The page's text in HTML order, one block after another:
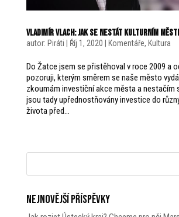
Vladimír Vlach: Jak se nestát kulturním
autor: Piráti Říj 1, 2020 Komentáře, Kultura
Do Žatce jsem se přistěhoval v roce 2009 a
pozoruji, kterým směrem se naše město
zkoumám investiční akce města a nestačím
jsou tady upřednostňovány investice do
života před...
Nejnovější příspěvky